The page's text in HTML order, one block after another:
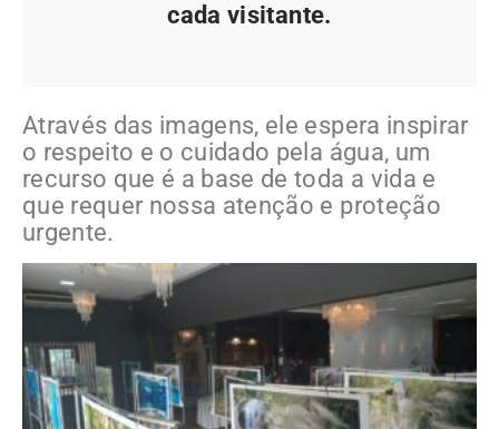
cada visitante.
Através das imagens, ele espera inspirar
o respeito e o cuidado pela água, um
recurso que é a base de toda a vida e
que requer nossa atenção e proteção
urgente.